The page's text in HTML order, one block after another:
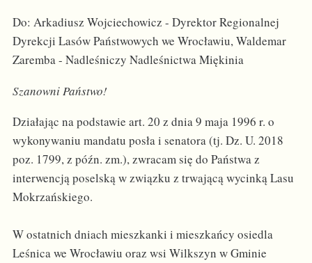
Do: Arkadiusz Wojciechowicz - Dyrektor Regionalnej
Dyrekcji Lasów Państwowych we Wrocławiu, Waldemar
Zaremba - Nadleśniczy Nadleśnictwa Miękinia
Szanowni Państwo!
Działając na podstawie art. 20 z dnia 9 maja 1996 r. o
wykonywaniu mandatu posła i senatora (tj. Dz. U. 2018
poz. 1799, z późn. zm.), zwracam się do Państwa z
interwencją poselską w związku z trwającą wycinką Lasu
Mokrzańskiego.
W ostatnich dniach mieszkanki i mieszkańcy osiedla
Leśnica we Wrocławiu oraz wsi Wilkszyn w Gminie